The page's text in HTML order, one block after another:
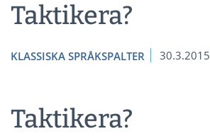
Taktikera?
KLASSISKA SPRÅKSPALTER 30.3.2015
Taktikera?